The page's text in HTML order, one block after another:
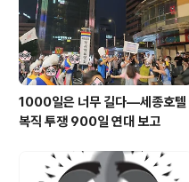
1000일은 너무 길다―세종호텔
복직 투쟁 900일 연대 보고